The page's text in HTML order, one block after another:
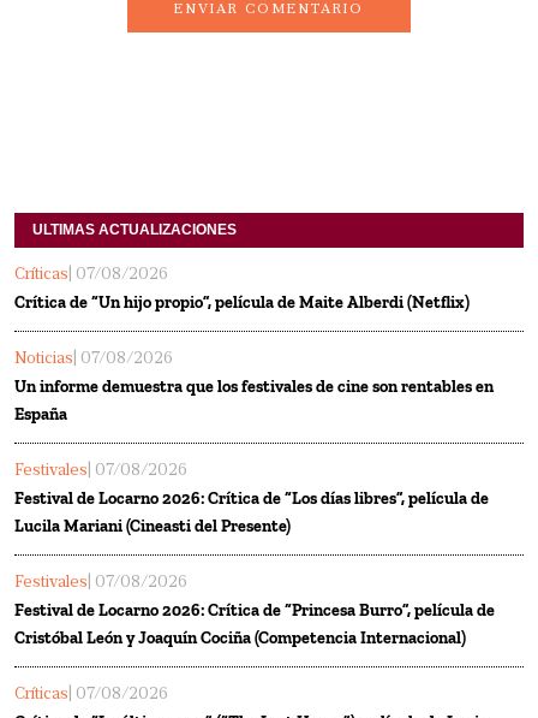
ENVIAR COMENTARIO
ULTIMAS ACTUALIZACIONES
Críticas | 07/08/2026
Crítica de “Un hijo propio”, película de Maite Alberdi (Netflix)
Noticias | 07/08/2026
Un informe demuestra que los festivales de cine son rentables en
España
Festivales | 07/08/2026
Festival de Locarno 2026: Crítica de “Los días libres”, película de
Lucila Mariani (Cineasti del Presente)
Festivales | 07/08/2026
Festival de Locarno 2026: Crítica de “Princesa Burro”, película de
Cristóbal León y Joaquín Cociña (Competencia Internacional)
Críticas | 07/08/2026